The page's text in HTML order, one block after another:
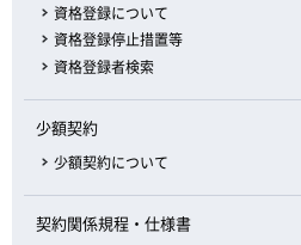
資格登録について
資格登録停止措置等
資格登録者検索
少額契約
少額契約について
契約関係規程・仕様書